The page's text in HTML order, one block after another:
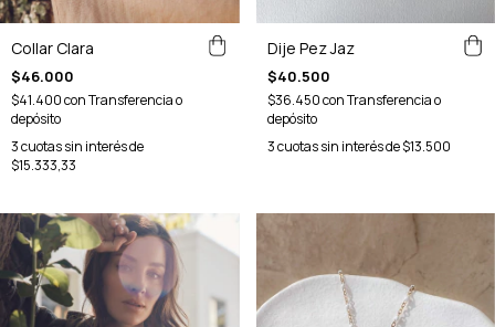
Collar Clara
$46.000
$41.400conTransferencia o
depósito
3cuotas sin interés de
$15.333,33
Dije Pez Jaz
$40.500
$36.450conTransferencia o
depósito
3cuotas sin interés de$13.500